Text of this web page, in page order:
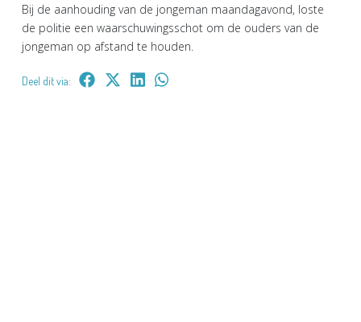
Bij de aanhouding van de jongeman maandagavond, loste
de politie een waarschuwingsschot om de ouders van de
jongeman op afstand te houden.
Deel dit via: